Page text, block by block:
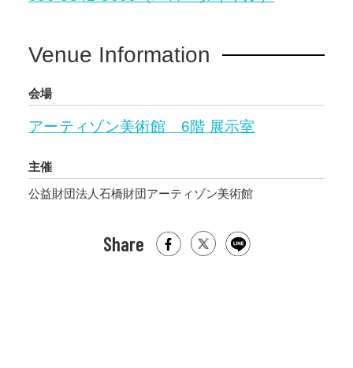
Venue Information
会場
アーティゾン美術館 6階 展示室
主催
公益財団法人石橋財団アーティゾン美術館
Share